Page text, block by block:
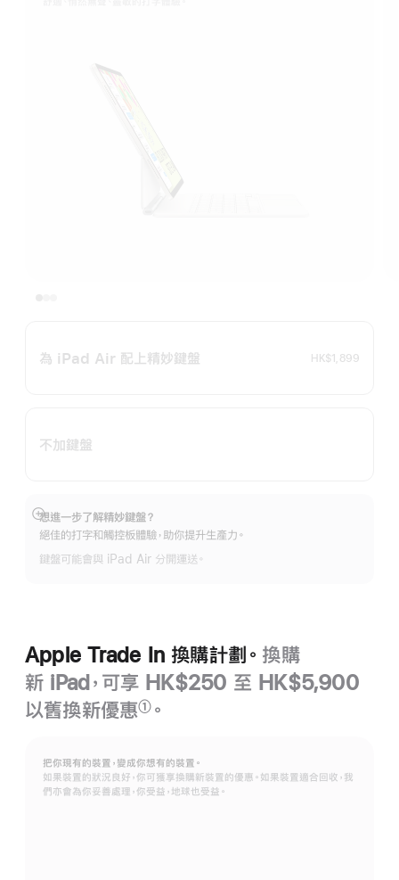
為 iPad Air 配上精妙鍵盤 HK$1,899
不加鍵盤
想進一步了解精妙鍵盤？
絕佳的打字和觸控板體驗，助你提升生產力。
鍵盤可能會與 iPad Air 分開運送。
顯
示
更
Apple Trade In 換購計劃。 換購
新 iPad，可享 HK$250 至 HK$5,900
以舊換新優惠①。
把你現有的裝置，變成你想有的裝置。
如果裝置的狀況良好，你可獲享換購新裝置的優惠。如果裝置適合回收，我
們亦會為你妥善處理，你受益，地球也受益。